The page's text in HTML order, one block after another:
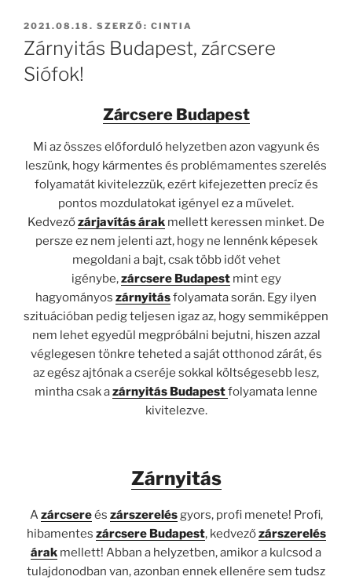
BEKÜLDVE:
2021.08.18. SZERZŐ: CINTIA
Zárnyitás Budapest, zárcsere
Siófok!
Zárcsere Budapest
Mi az összes előforduló helyzetben azon vagyunk és
leszünk, hogy kármentes és problémamentes szerelés
folyamatát kivitelezzük, ezért kifejezetten precíz és
pontos mozdulatokat igényel ez a művelet.
Kedvezőzárjavítás árak mellett keressen minket. De
persze ez nem jelenti azt, hogy ne lennénk képesek
megoldani a bajt, csak több időt vehet
igénybe,zárcsere Budapestmint egy
hagyományos zárnyitásfolyamata során. Egy ilyen
szituációban pedig teljesen igaz az, hogy semmiképpen
nem lehet egyedül megpróbálni bejutni, hiszen azzal
véglegesen tönkre teheted a saját otthonod zárát, és
az egész ajtónak a cseréje sokkal költségesebb lesz,
mintha csak azárnyitás Budapestfolyamata lenne
kivitelezve.
Zárnyitás
Azárcsereés zárszerelésgyors, profi menete! Profi,
hibamentes zárcsere Budapest, kedvezőzárszerelés
árak mellett! Abban a helyzetben, amikor a kulcsod a
tulajdonodban van, azonban ennek ellenére sem tudsz